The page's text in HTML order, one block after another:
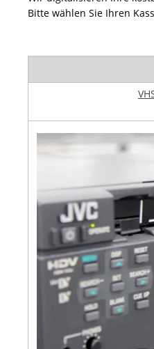
Bitte wählen Sie Ihren